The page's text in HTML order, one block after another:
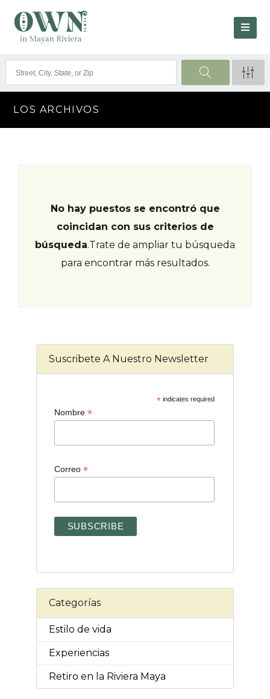
LOS ARCHIVOS
No hay puestos se encontró que
coincidan con sus criterios de
búsqueda.Trate de ampliar tu búsqueda
para encontrar más resultados.
Suscribete A Nuestro Newsletter
*indicates required
Nombre *
Correo *
Categorías
Estilo de vida
Experiencias
Retiro en la Riviera Maya